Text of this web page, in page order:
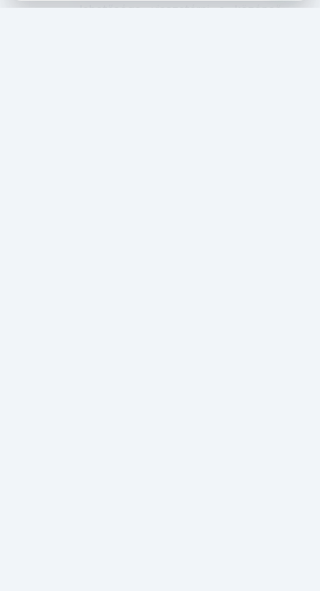
lehetősége visszatérni a középső,